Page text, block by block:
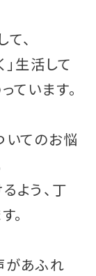
、
」生活して
ています。
てのお悩
よう、丁
。
があふれ